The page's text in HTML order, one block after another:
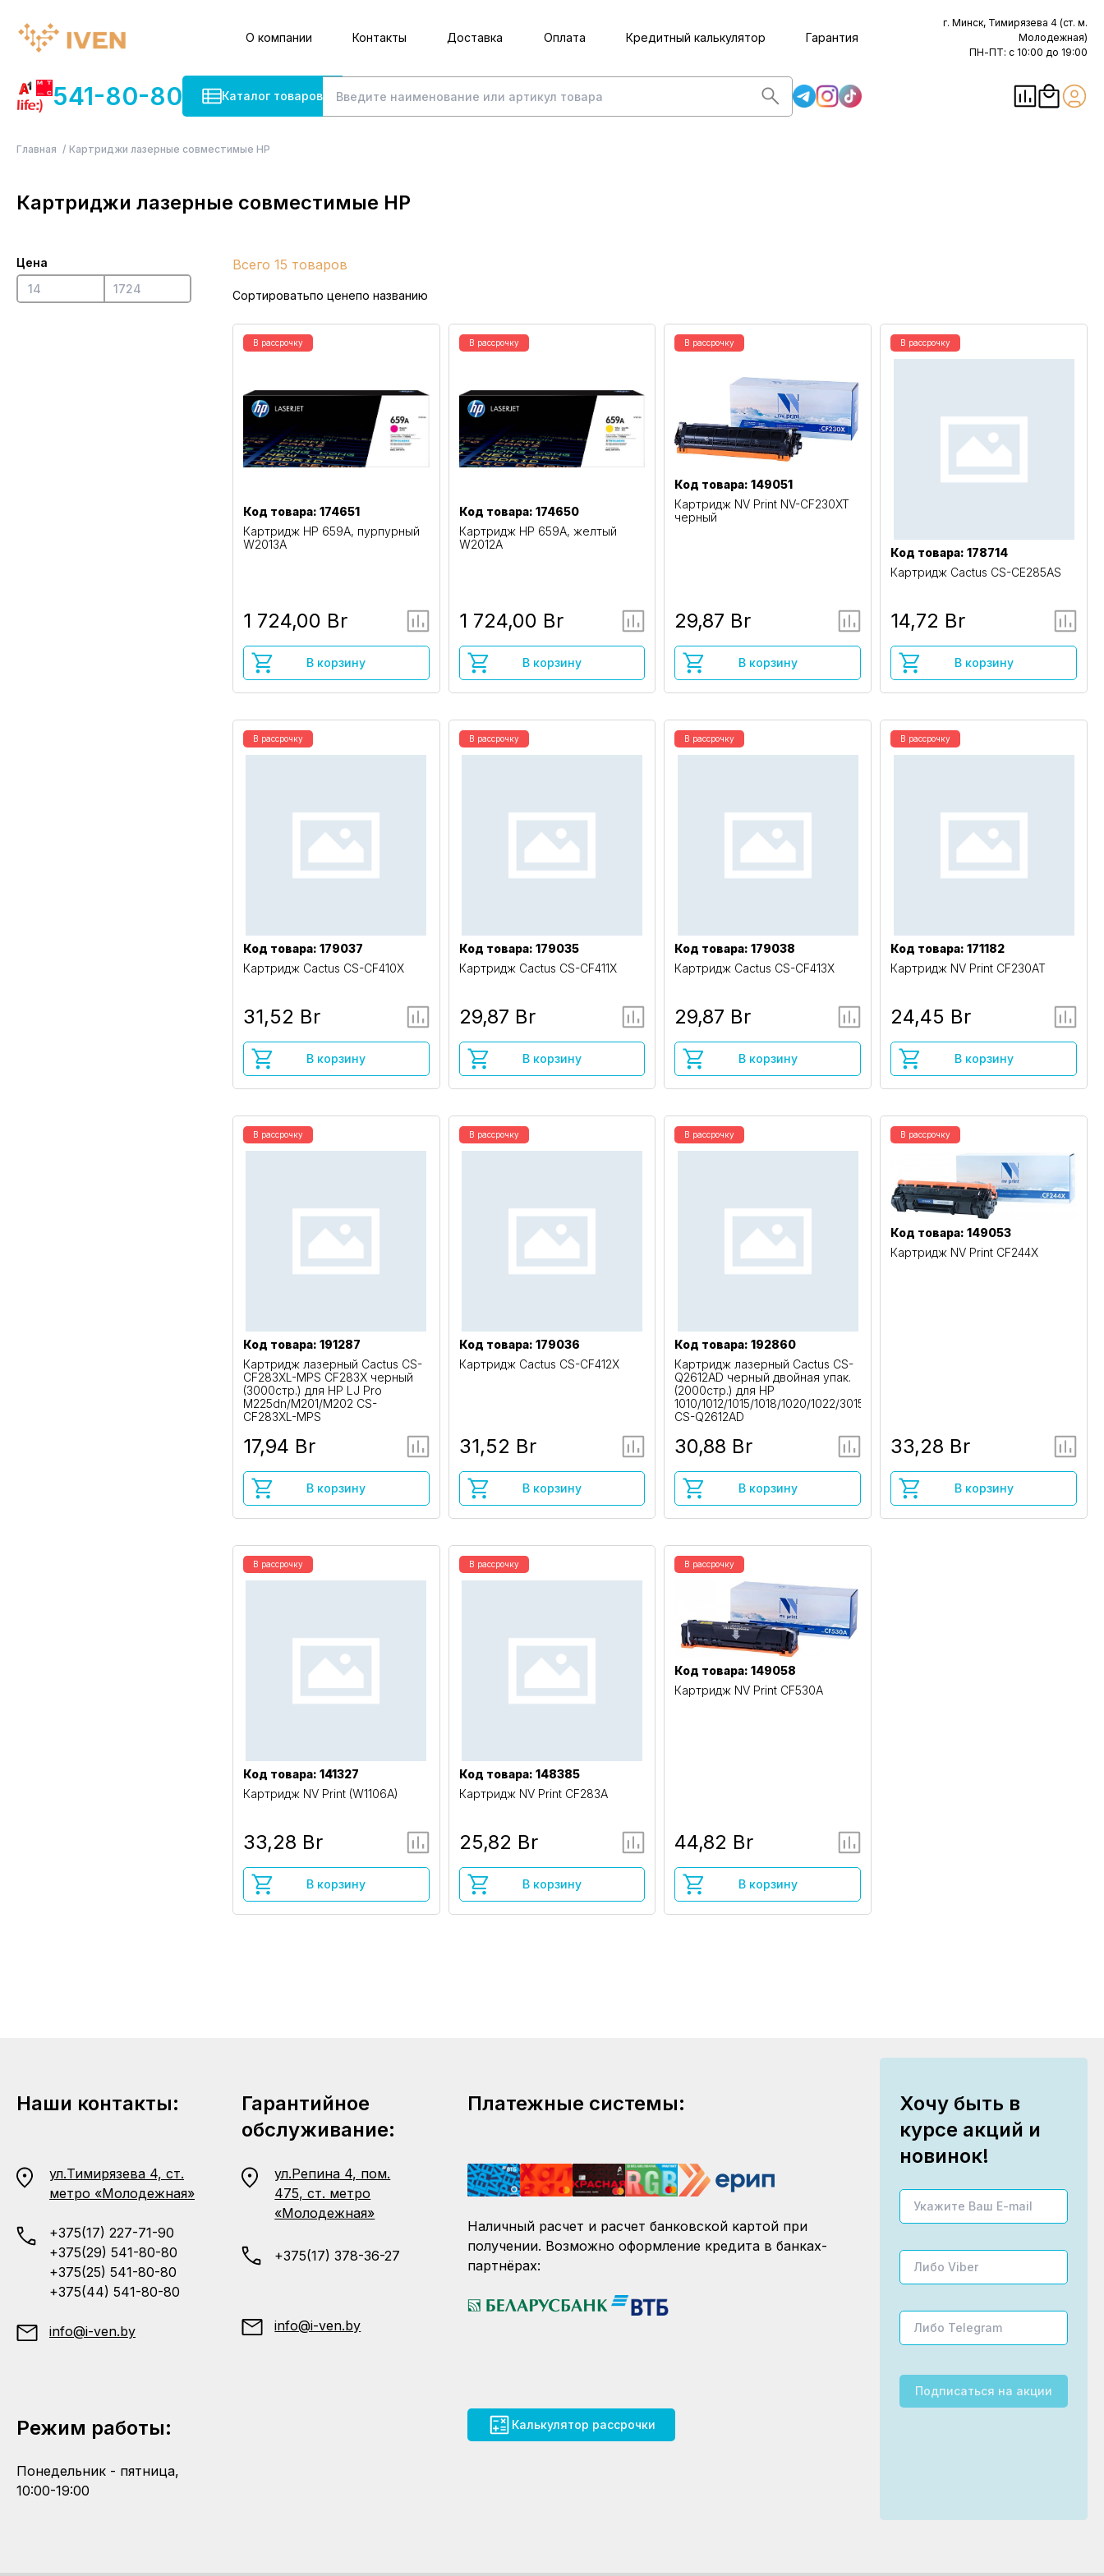
О компании Контакты Доставка Оплата Кредитный калькулятор Гарантия
г. Минск, Тимирязева 4 (ст. м.
Молодежная)
ПН-ПТ: с 10:00 до 19:00
541-80-80 Каталог товаров
Главная Картриджи лазерные совместимые HP
Картриджи лазерные совместимые HP
Цена Всего 15 товаров
Сортироватьпо ценепо названию
В рассрочку
Код товара: 174651
Картридж HP 659A, пурпурный
W2013A
1 724,00 Br
В корзину
В рассрочку
Код товара: 174650
Картридж HP 659A, желтый
W2012A
1 724,00 Br
В корзину
В рассрочку
Код товара: 149051
Картридж NV Print NV-CF230XT
черный
29,87 Br
В корзину
В рассрочку
Код товара: 178714
Картридж Cactus CS-CE285AS
14,72 Br
В корзину
В рассрочку
Код товара: 179037
Картридж Cactus CS-CF410X
31,52 Br
В корзину
В рассрочку
Код товара: 179035
Картридж Cactus CS-CF411X
29,87 Br
В корзину
В рассрочку
Код товара: 179038
Картридж Cactus CS-CF413X
29,87 Br
В корзину
В рассрочку
Код товара: 171182
Картридж NV Print CF230AT
24,45 Br
В корзину
В рассрочку
Код товара: 191287
Картридж лазерный Cactus CS-
CF283XL-MPS CF283X черный
(3000стр.) для HP LJ Pro
M225dn/M201/M202 CS-
CF283XL-MPS
17,94 Br
В корзину
В рассрочку
Код товара: 179036
Картридж Cactus CS-CF412X
31,52 Br
В корзину
В рассрочку
Код товара: 192860
Картридж лазерный Cactus CS-
Q2612AD черный двойная упак.
(2000стр.) для HP
1010/1012/1015/1018/1020/1022/3015/3020
CS-Q2612AD
30,88 Br
В корзину
В рассрочку
Код товара: 149053
Картридж NV Print CF244X
33,28 Br
В корзину
В рассрочку
Код товара: 141327
Картридж NV Print (W1106A)
33,28 Br
В корзину
В рассрочку
Код товара: 148385
Картридж NV Print CF283A
25,82 Br
В корзину
В рассрочку
Код товара: 149058
Картридж NV Print CF530A
44,82 Br
В корзину
Наши контакты:
ул.Тимирязева 4, ст.
метро «Молодежная»
+375(17) 227-71-90
+375(29) 541-80-80
+375(25) 541-80-80
+375(44) 541-80-80
info@i-ven.by
Гарантийное
обслуживание:
ул.Репина 4, пом.
475, ст. метро
«Молодежная»
+375(17) 378-36-27
info@i-ven.by
Платежные системы:
Наличный расчет и расчет банковской картой при
получении. Возможно оформление кредита в банках-
партнёрах:
Режим работы:
Понедельник - пятница,
10:00-19:00
Калькулятор рассрочки
Хочу быть в
курсе акций и
новинок!
Подписаться на акции